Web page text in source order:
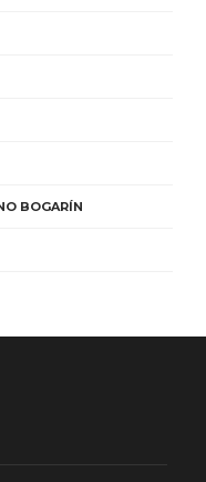
BOGARÍN